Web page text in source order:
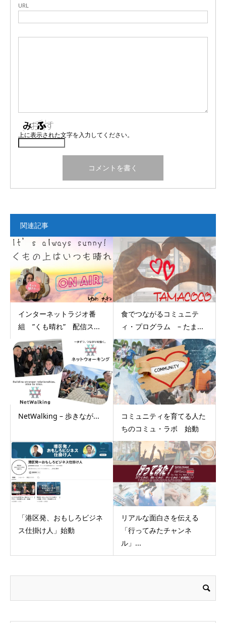
URL
上に表示された文字を入力してください。
関連記事
インターネットラジオ番
組 ”くも晴れ” 配信ス...
食でつながるコミュニテ
ィ・プログラム – たま...
NetWalking – 歩きなが...
コミュニティを育てる人た
ちのコミュ・ラボ 始動
「港区発、おもしろビジネ
ス仕掛け人」始動
リアルな面白さを伝える
「行ってみたチャンネ
ル」...